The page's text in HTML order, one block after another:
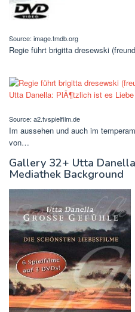
Source: image.tmdb.org
Regie führt brigitta dresewski
Source: a2.tvspielfilm.de
Im aussehen und auch im
von…
Gallery 32+ Utta
Mediathek Background